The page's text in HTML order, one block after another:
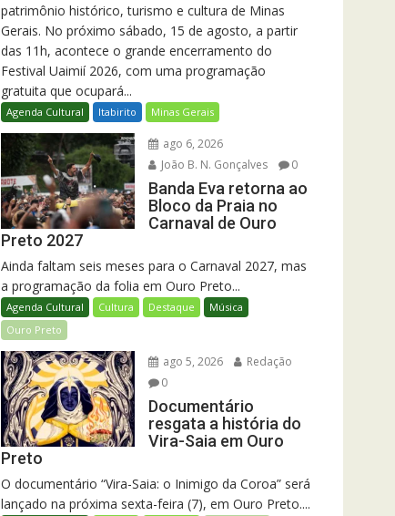
patrimônio histórico, turismo e cultura de Minas
Gerais. No próximo sábado, 15 de agosto, a partir
das 11h, acontece o grande encerramento do
Festival Uaimií 2026, com uma programação
gratuita que ocupará...
Agenda Cultural Itabirito Minas Gerais
ago 6, 2026
João B. N. Gonçalves
0
Banda Eva retorna ao
Bloco da Praia no
Carnaval de Ouro
Preto 2027
Ainda faltam seis meses para o Carnaval 2027, mas
a programação da folia em Ouro Preto...
Agenda Cultural Cultura Destaque
Música
Ouro Preto
ago 5, 2026
Redação
0
Documentário
resgata a história do
Vira-Saia em Ouro
Preto
O documentário “Vira-Saia: o Inimigo da Coroa” será
lançado na próxima sexta-feira (7), em Ouro Preto....